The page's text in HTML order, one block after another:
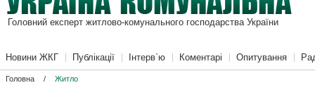
Головний експерт житлово-комунального господарства України
Новини ЖКГ Публікації Інтерв`ю Коментарі Опитування
Головна / Житло